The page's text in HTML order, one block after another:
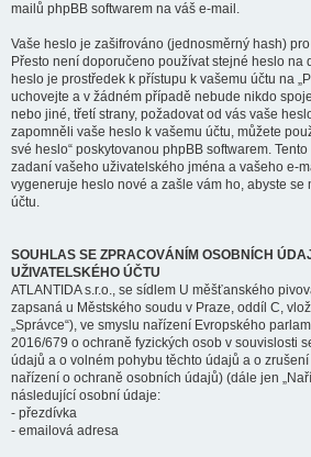
mailů phpBB softwarem na váš e-mail.
Vaše heslo je zašifrováno (jednosměrný hash)
Přesto není doporučeno používat stejné heslo na
heslo je prostředek k přístupu k vašemu účtu na
uchovejte a v žádném případě nebude nikdo
nebo jiné, třetí strany, požadovat od vás vaše
zapomněli vaše heslo k vašemu účtu, můžete
své heslo“ poskytovanou phpBB softwarem.
zadaní vašeho uživatelského jména a vašeho e-
vygeneruje heslo nové a zašle vám ho, abyste se
účtu.
SOUHLAS SE ZPRACOVÁNÍM OSOBNÍCH
UŽIVATELSKÉHO ÚČTU
ATLANTIDA s.r.o., se sídlem U měšťanského
zapsaná u Městského soudu v Praze, oddíl C,
„Správce“), ve smyslu nařízení Evropského
2016/679 o ochraně fyzických osob v souvislosti
údajů a o volném pohybu těchto údajů a o
nařízení o ochraně osobních údajů) (dále jen
následující osobní údaje:
- přezdívka
- emailová adresa